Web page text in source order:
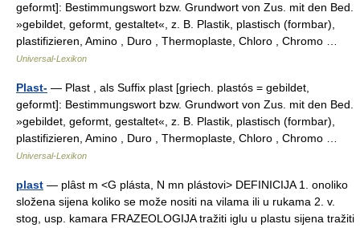
geformt]: Bestimmungswort bzw. Grundwort von Zus. mit den Bed.
»gebildet, geformt, gestaltet«, z. B. Plastik, plastisch (formbar),
plastifizieren, Amino , Duro , Thermoplaste, Chloro , Chromo …
Universal-Lexikon
Plast- — Plast , als Suffix plast [griech. plastós = gebildet,
geformt]: Bestimmungswort bzw. Grundwort von Zus. mit den Bed.
»gebildet, geformt, gestaltet«, z. B. Plastik, plastisch (formbar),
plastifizieren, Amino , Duro , Thermoplaste, Chloro , Chromo …
Universal-Lexikon
plast — plȃst m <G plásta, N mn plástovi> DEFINICIJA 1. onoliko
složena sijena koliko se može nositi na vilama ili u rukama 2. v.
stog, usp. kamara FRAZEOLOGIJA tražiti iglu u plastu sijena tražiti